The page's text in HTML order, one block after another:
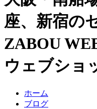
座、新宿の
ZABOU
ウェブショ
ホーム
ブログ